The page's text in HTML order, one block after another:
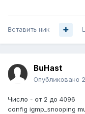
Вставить ник
BuHast
Опубликовано
Число - от 2 до 4096
config igmp_snooping